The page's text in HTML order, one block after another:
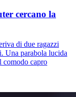
cercano la
di due ragazzi
Una parabola lucida
comodo capro